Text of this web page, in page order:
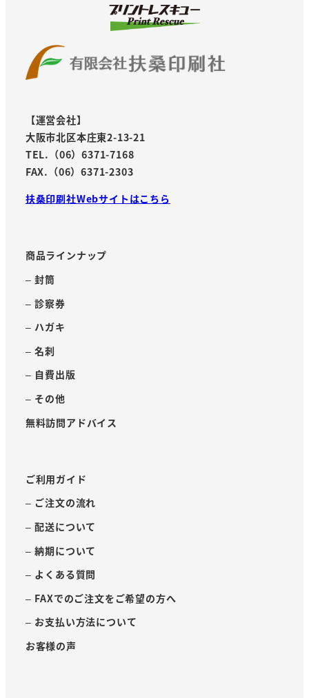
【運営会社】
大阪市北区本庄東2-13-21
TEL.（06）6371-7168
FAX.（06）6371-2303
扶桑印刷社Webサイトはこちら
商品ラインナップ
– 封筒
– 診察券
– ハガキ
– 名刺
– 自費出版
– その他
無料訪問アドバイス
ご利用ガイド
– ご注文の流れ
– 配送について
– 納期について
– よくある質問
– FAXでのご注文をご希望の方へ
– お支払い方法について
お客様の声